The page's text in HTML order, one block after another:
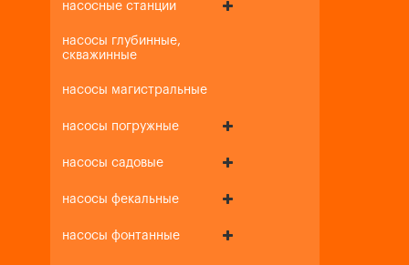
насосные станции
насосы глубинные,
скважинные
насосы магистральные
насосы погружные
насосы садовые
насосы фекальные
насосы фонтанные